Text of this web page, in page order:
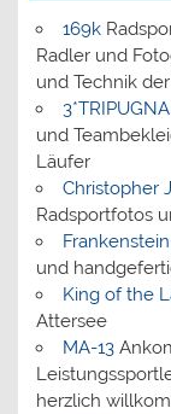
169k
Radler und
und Technik
3*TRIPUGNA
und
Läufer
Christopher
Radsportfotos
und
King of the
Attersee
MA-13
herzlich